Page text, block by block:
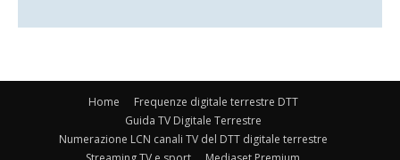
Home
Frequenze digitale terrestre DTT
Guida TV Digitale Terrestre
Numerazione LCN canali TV del DTT digitale terrestre